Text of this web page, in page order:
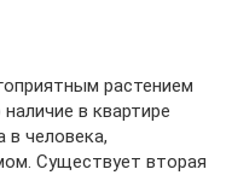
растением
в квартире
в человека,
Существует вторая